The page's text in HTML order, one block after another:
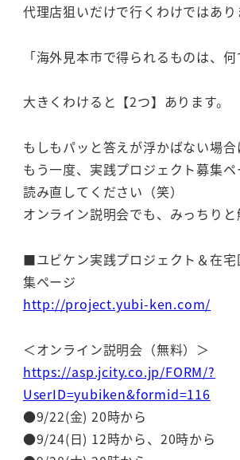
代理店狙いだけで行くわけではあり
「海外見本市で得られるものは、何
大きくわけると【2つ】あります。
もしもパッと答えが浮かばない場合
もう一度、実践プロジェクト募集
読み直してください（笑）
オンライン説明会でも、みっちりと
■ユビケン実践プロジェクト＆在宅
集ページ
http://project.yubi-ken.com/
＜オンライン説明会（無料）＞
https://asp.jcity.co.jp/FORM/?
UserID=yubiken&formid=116
●9/22(金) 20時から
●9/24(日) 12時から、20時から